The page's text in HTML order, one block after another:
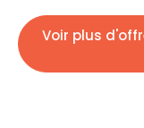
Voir plus